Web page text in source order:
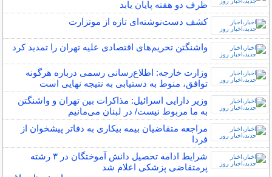
ظرف دو هفته پایان یابد
کشف دست‌نوشته‌ای تازه‌ از موتزارت
واشنگتن تحریم‌های اقتصادی علیه تهران را تمدید کرد
وزارت خارجه: اطلاع‌رسانی رسمی درباره هرگونه
توافق، منوط به دستیابی به نتیجه نهایی است
وزیر دارایی اسرائیل: مذاکرات بین تهران و واشنگتن
به ما مربوط نیست/ در لبنان می‌مانیم
مراجعه متقاضیان بیمه بیکاری به دفاتر پیشخوان از
فردا
شرایط ادامه تحصیل دانش آموختگان در ۳ رشته
پرمتقاضی پزشکی اعلام شد